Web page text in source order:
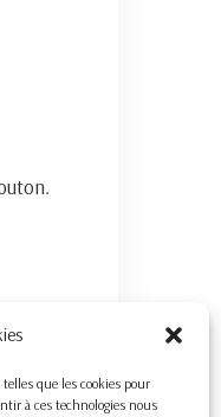
que les cookies pour
à ces technologies nous